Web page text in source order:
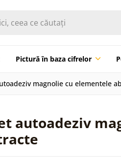
Pictură în baza cifrelor
magnolie cu elementele
autoadeziv